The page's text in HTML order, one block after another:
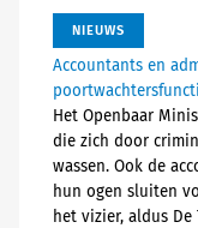
NIEUWS
Accountants en
Het Openbaar
die zich door
wassen. Ook de
hun ogen sluiten
het vizier, aldus De